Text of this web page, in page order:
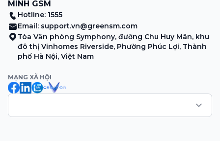
MINH GSM
Hotline: 1555
Email: support.vn@greensm.com
Tòa Văn phòng Symphony, đường Chu Huy Mân, khu
đô thị Vinhomes Riverside, Phường Phúc Lợi, Thành
phố Hà Nội, Việt Nam
MẠNG XÃ HỘI